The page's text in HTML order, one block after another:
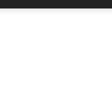
de la pension de